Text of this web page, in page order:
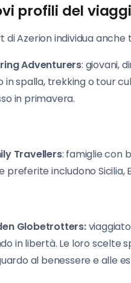
profili del
di Azerion individua
Adventurers: giovani,
in spalla, trekking o tour
in primavera.
Travellers: famiglie con
preferite includono Sicilia,
Globetrotters:
in libertà. Le loro scelte
al benessere e alle